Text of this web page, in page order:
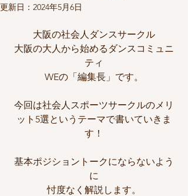
更新日： 2024年5月6日
大阪の社会人ダンスサークル
大阪の大人から始めるダンスコミュニ
ティ
WEの「編集長」です。
今回は社会人スポーツサークルのメリ
ット5選というテーマで書いていきま
す！
基本ポジショントークにならないよう
に
忖度なく解説します。